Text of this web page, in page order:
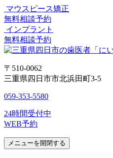
マウスピース矯正
無料相談予約
インプラント
無料相談予約
〒510-0062
三重県四日市市北浜田町3-5
059-353-5580
24時間受付中
WEB予約
メニューを開閉する